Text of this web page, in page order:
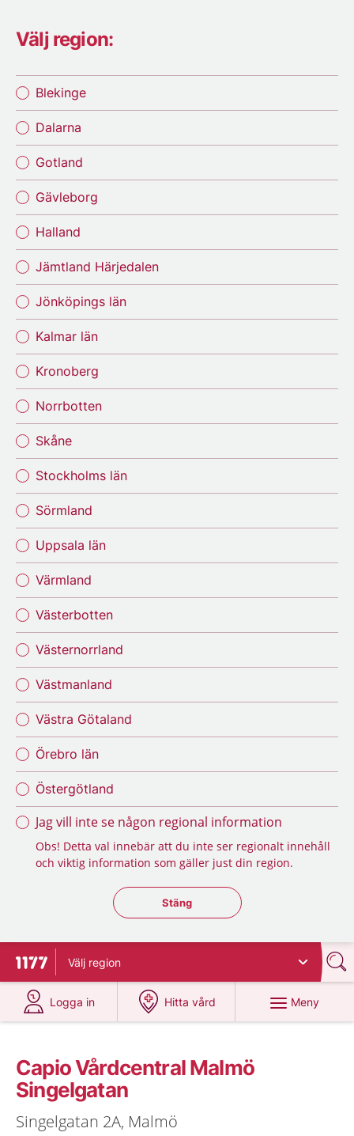
Välj region:
Blekinge
Dalarna
Gotland
Gävleborg
Halland
Jämtland Härjedalen
Jönköpings län
Kalmar län
Kronoberg
Norrbotten
Skåne
Stockholms län
Sörmland
Uppsala län
Värmland
Västerbotten
Västernorrland
Västmanland
Västra Götaland
Örebro län
Östergötland
Jag vill inte se någon regional information
Obs! Detta val innebär att du inte ser regionalt innehåll
och viktig information som gäller just din region.
Stäng regionsväljaren
Stäng
Till startsidan för 1177
Välj region
Logga in
på 1177.se
Hitta vård
på 1177.se
Meny
Capio Vårdcentral Malmö
Singelgatan
Singelgatan 2A, Malmö